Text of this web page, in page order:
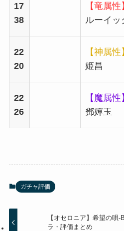
17
38
【竜属性
ルーイッ
22
20
【神属性
姫昌
22
26
【魔属性
鄧嬋玉
ガチャ評価
【オセロニア】希望の唄
ラ・評価まとめ